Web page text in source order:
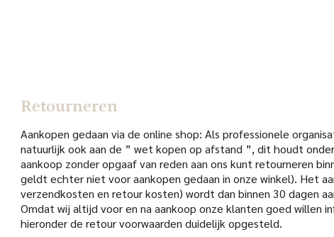
Retourneren
Aankopen gedaan via de online shop: Als professionele
natuurlijk ook aan de ” wet kopen op afstand ”, dit houdt
aankoop zonder opgaaf van reden aan ons kunt retourneren
geldt echter niet voor aankopen gedaan in onze winkel). Het
verzendkosten en retour kosten) wordt dan binnen 30 dagen
Omdat wij altijd voor en na aankoop onze klanten goed willen
hieronder de retour voorwaarden duidelijk opgesteld.